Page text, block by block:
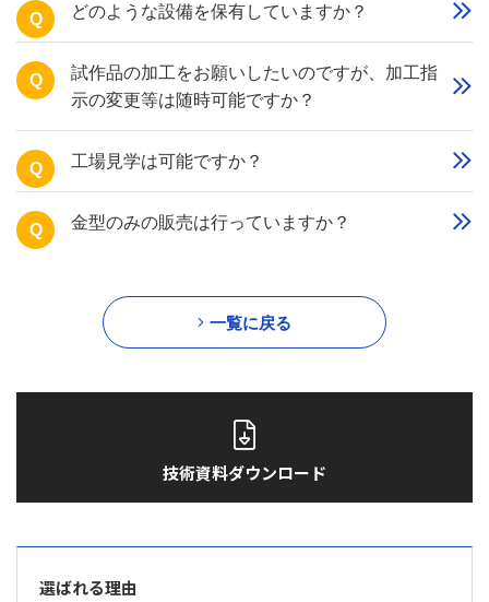
技術資料ダウンロード
選ばれる理由
Q どのような設備を保有していますか？
Q
試作品の加工をお願いしたいのですが、加工指
示の変更等は随時可能ですか？
Q 工場見学は可能ですか？
Q 金型のみの販売は行っていますか？
一覧に戻る